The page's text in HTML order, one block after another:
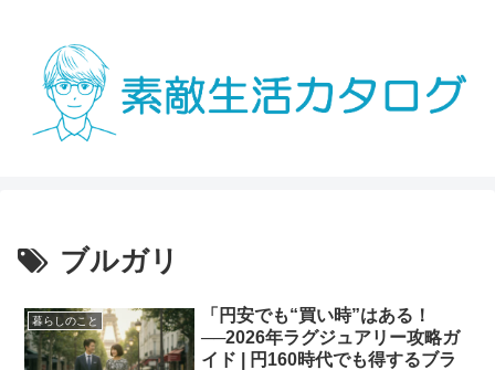
ブルガリ
暮らしのこと
「円安でも“買い時”はある！
──2026年ラグジュアリー攻略ガ
イド | 円160時代でも得するブラ